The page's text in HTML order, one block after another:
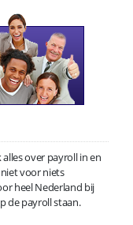
over payroll in en
voor niets
heel Nederland bij
de payroll staan.